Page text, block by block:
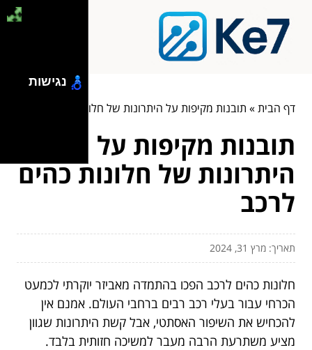
דף הבית» תובנות מקיפות על היתרונות של חלונות כהים לרכב
תובנות מקיפות על
היתרונות של חלונות כהים
לרכב
תאריך: מרץ 31, 2024
חלונות כהים לרכב הפכו בהתמדה מאביזר יוקרתי לכמעט
הכרחי עבור בעלי רכב רבים ברחבי העולם. אמנם אין
להכחיש את השיפור האסתטי, אבל קשת היתרונות שגוון
מציע משתרעת הרבה מעבר למשיכה חזותית בלבד.
נגישות